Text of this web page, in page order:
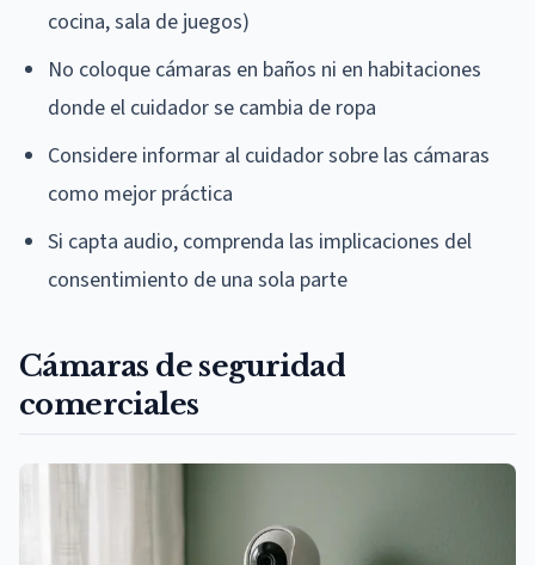
cocina, sala de juegos)
No coloque cámaras en baños ni en habitaciones
donde el cuidador se cambia de ropa
Considere informar al cuidador sobre las cámaras
como mejor práctica
Si capta audio, comprenda las implicaciones del
consentimiento de una sola parte
Cámaras de seguridad
comerciales